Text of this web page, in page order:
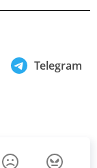
Telegram